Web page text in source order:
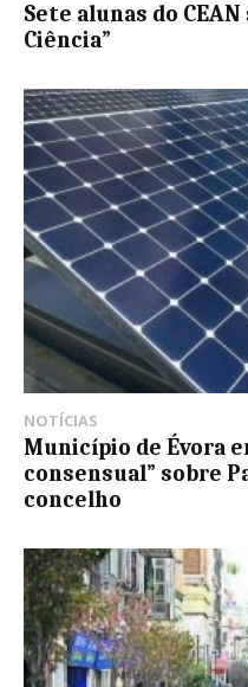
Sete alunas do
Ciência”
NOTÍCIAS
Município de Évora
consensual” sobre
concelho